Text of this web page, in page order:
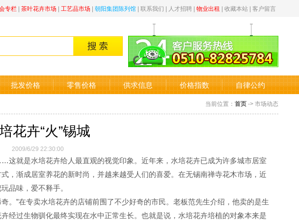
专栏 | 茶叶花卉市场 | 工艺品市场 | 朝阳集团陈列馆 | 联系我们 | 人才招聘 | 物业出租 | 收藏本站 | 客户留言
批发价格 零售价格 供求信息 价格指数 自律公约
当前位置： 首页-> 市场动态
花卉“火”锡城
2009/6/29 22:30:00
就是水培花卉给人最直观的视觉印象。近年来，水培花卉已成为许多城市居室
，渐成居室养花的新时尚，并越来越受人们的喜爱。在无锡南禅寺花木市场，近
品味，爱不释手。
”在专卖水培花卉的店铺前围了不少好奇的市民。老板范先生介绍，他卖的是生
经过生物驯化最终实现在水中正常生长。也就是说，水培花卉培植的对象本来是